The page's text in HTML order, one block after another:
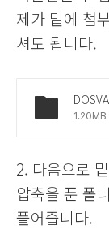
제가 밑에 첨
셔도 됩니다.
1.20MB
2. 다음으로
압축을 푼 폴
풀어줍니다.